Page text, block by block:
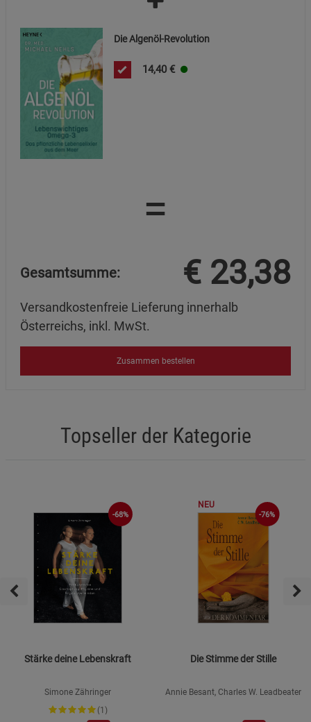
Die Algenöl-Revolution
14,40 €
=
Gesamtsumme: € 23,38
Versandkostenfreie Lieferung innerhalb
Österreichs, inkl. MwSt.
Zusammen bestellen
Topseller der Kategorie
-68%
Stärke deine Lebenskraft
Simone Zähringer
(1)
NEU
-76%
Die Stimme der Stille
Annie Besant, Charles W. Leadbeater
Datenschutzerklärung